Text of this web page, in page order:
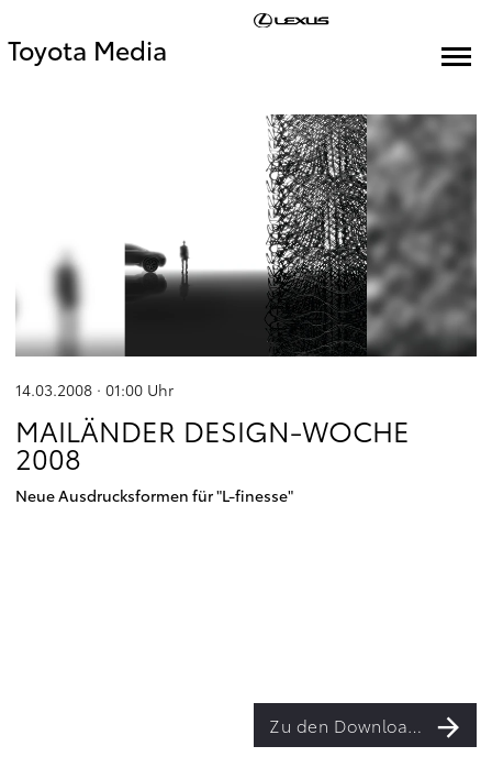
Toyota Media
14.03.2008 · 01:00 Uhr
MAILÄNDER DESIGN-WOCHE
2008
Neue Ausdrucksformen für "L-finesse"
Zu den Downloads